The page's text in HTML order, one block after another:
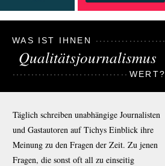
WAS IST IHNEN
Qualitätsjournalismus
WERT?
Täglich schreiben unabhängige Journalisten
und Gastautoren auf Tichys Einblick ihre
Meinung zu den Fragen der Zeit. Zu jenen
Fragen, die sonst oft all zu einseitig